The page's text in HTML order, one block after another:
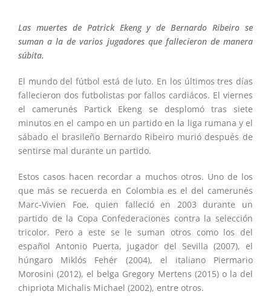
Las muertes de Patrick Ekeng y de Bernardo Ribeiro se
suman a la de varios jugadores que fallecieron de manera
súbita.
El mundo del fútbol está de luto. En los últimos tres días
fallecieron dos futbolistas por fallos cardiácos. El viernes
el camerunés Partick Ekeng se desplomó tras siete
minutos en el campo en un partido en la liga rumana y el
sábado el brasileño Bernardo Ribeiro murió después de
sentirse mal durante un partido.
Estos casos hacen recordar a muchos otros. Uno de los
que más se recuerda en Colombia es el del camerunés
Marc-Vivien Foe, quien falleció en 2003 durante un
partido de la Copa Confederaciones contra la selección
tricolor. Pero a este se le suman otros como los del
español Antonio Puerta, jugador del Sevilla (2007), el
húngaro Miklós Fehér (2004), el italiano Piermario
Morosini (2012), el belga Gregory Mertens (2015) o la del
chipriota Michalis Michael (2002), entre otros.